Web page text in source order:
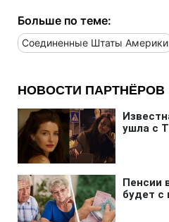
Больше по теме:
Соединенные Штаты Америки